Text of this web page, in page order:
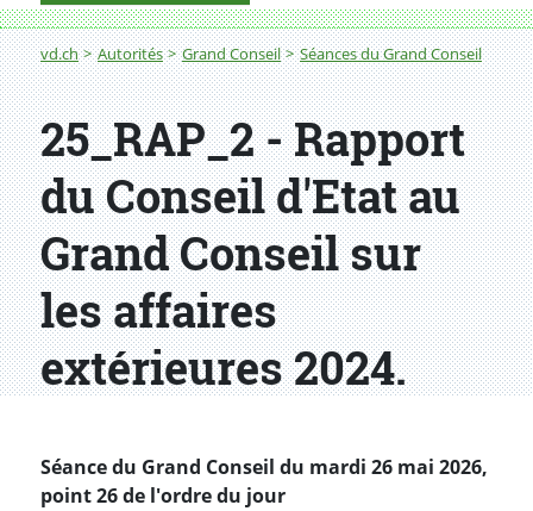
Fil d'Ariane
vd.ch Autorités Grand Conseil Séances du Grand Conseil
25_RAP_2 - Rapport
du Conseil d'Etat au
Grand Conseil sur
les affaires
extérieures 2024.
Séance du Grand Conseil du mardi 26 mai 2026,
point 26 de l'ordre du jour